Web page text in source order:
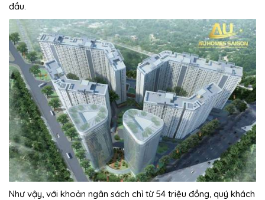
đầu.
Như vậy, với khoản ngân sách chỉ từ 54 triệu đồng, quý khách